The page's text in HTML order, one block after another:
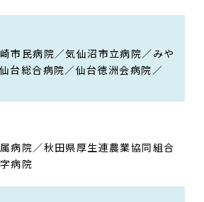
市民病院／気仙沼市立病院／みや
台総合病院／仙台徳洲会病院／
病院／秋田県厚生連農業協同組合
病院